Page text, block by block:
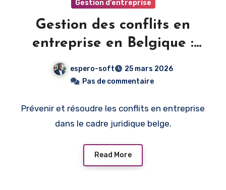
Gestion d'entreprise
Gestion des conflits en
entreprise en Belgique :
prévention et résolution
espero-soft
25 mars 2026
Pas de commentaire
Prévenir et résoudre les conflits en entreprise
dans le cadre juridique belge.
Read More